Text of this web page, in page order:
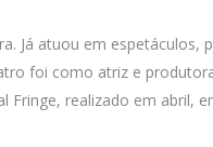
Já atuou em espetáculos,
foi como atriz e
Fringe, realizado em abril,